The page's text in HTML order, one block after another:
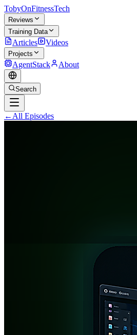
TobyOnFitnessTech
Reviews
Training Data
Articles Videos
Projects
AgentStack About
Search
← All Episodes